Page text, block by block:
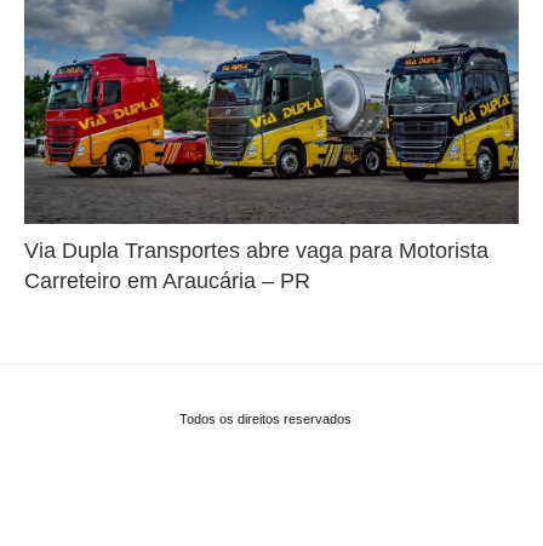
Via Dupla Transportes abre vaga para Motorista
Carreteiro em Araucária – PR
Todos os direitos reservados